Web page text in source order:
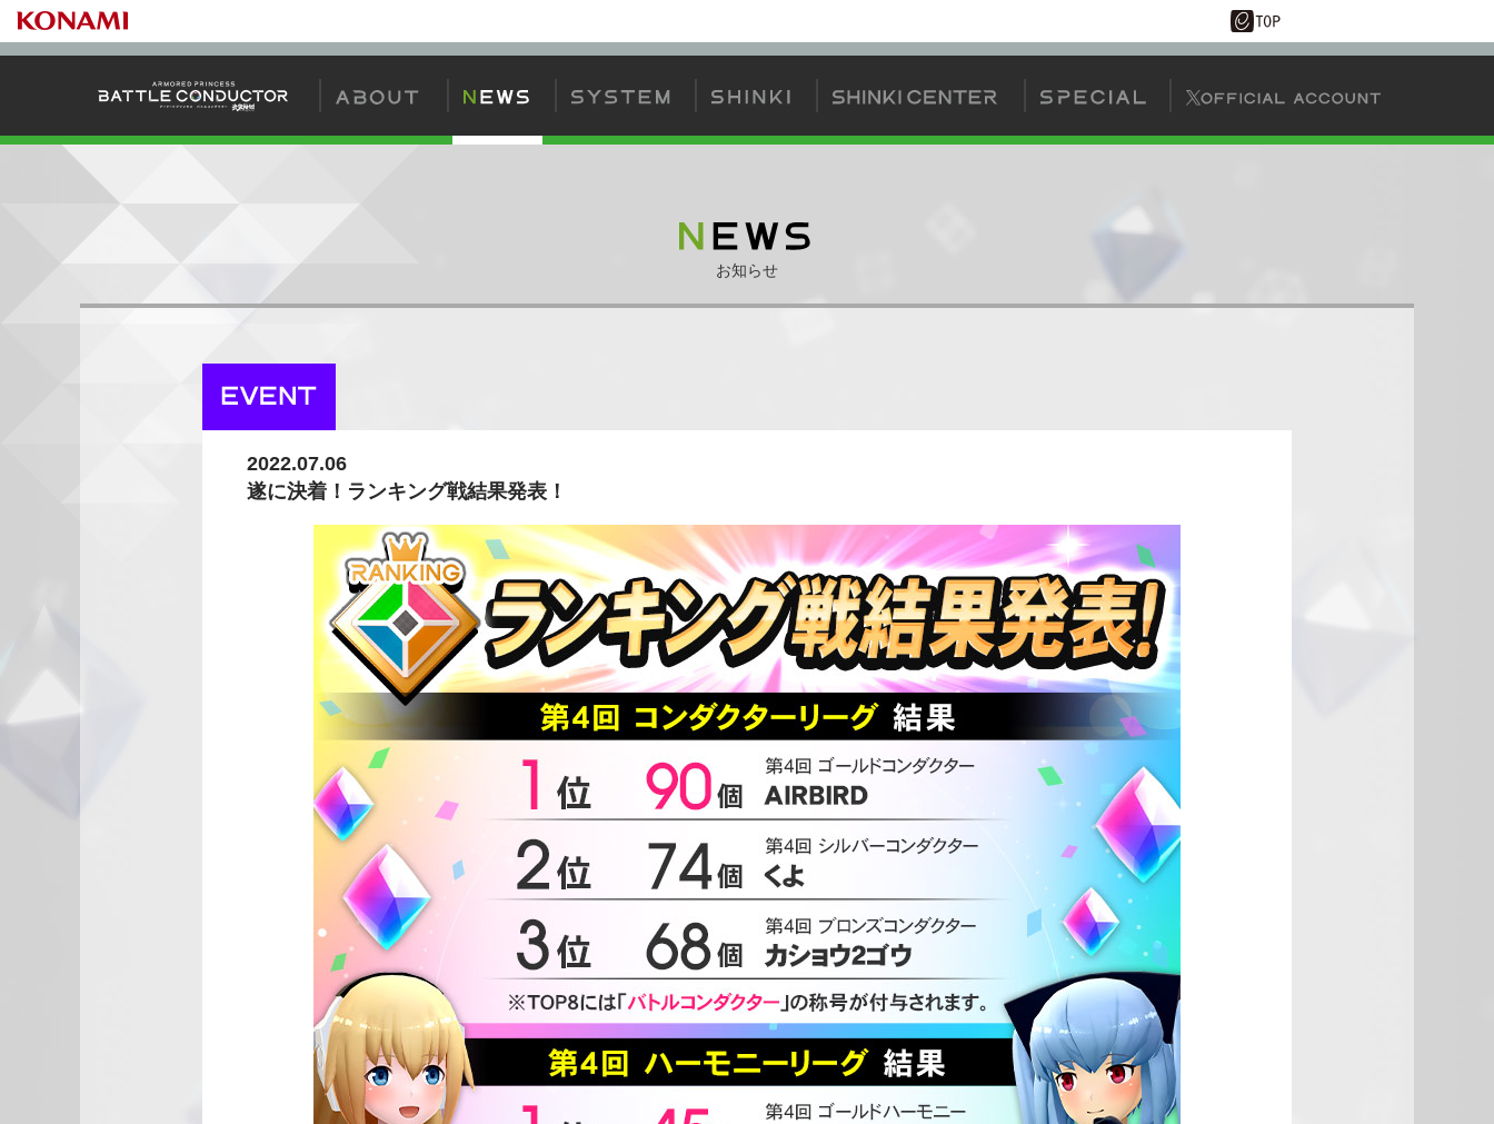
お知らせ
2022.07.06
遂に決着！ランキング戦結果発表！